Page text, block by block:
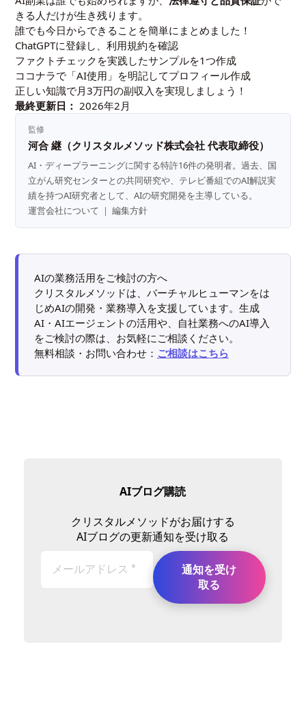
きる人だけが生き残ります。
誰でも今日からできることを簡単にまとめました！
ChatGPTに登録し、利用規約を確認
ファクトチェックを実践したサンプルを1つ作成
ココナラで「AI使用」を明記してプロフィール作成
正しい知識で月3万円の副収入を実現しましょう！
最終更新日： 2026年2月
監修
河合 継（クリスタルメソッド株式会社 代表取締役）
AI・ディープラーニングに関する特許16件の発明者。過去、国
立がん研究センターとの共同研究や、テレビ番組でのAI解説実
績を持つAI研究者として、AIの研究開発を主導している。
運営会社について ｜編集方針
AIの業務活用をご検討の方へ
クリスタルメソッドは、バーチャルヒューマンをは
じめAIの開発・業務導入を支援しています。生成
AI・AIエージェントの活用や、自社業務へのAI導入
をご検討の際は、お気軽にご相談ください。
無料相談・お問い合わせ： ご相談はこちら
AIブログ購読
クリスタルメソッドがお届けする
AIブログの更新通知を受け取る